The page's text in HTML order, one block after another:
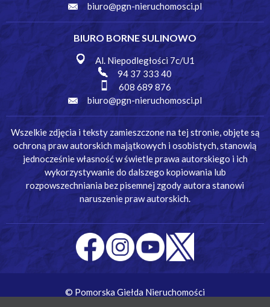
biuro@pgn-nieruchomosci.pl
BIURO BORNE SULINOWO
Al. Niepodległości 7c/U1
94 37 333 40
608 689 876
biuro@pgn-nieruchomosci.pl
Wszelkie zdjęcia i teksty zamieszczone na tej stronie, objęte są
ochroną praw autorskich majątkowych i osobistych, stanowią
jednocześnie własność w świetle prawa autorskiego i ich
wykorzystywanie do dalszego kopiowania lub
rozpowszechniania bez pisemnej zgody autora stanowi
naruszenie praw autorskich.
© Pomorska Giełda Nieruchomości